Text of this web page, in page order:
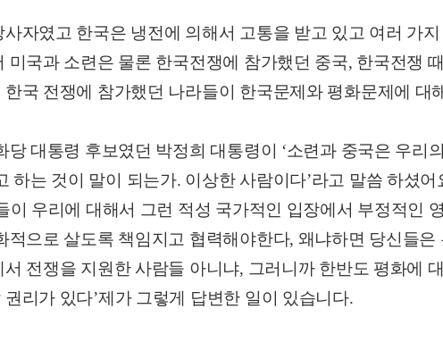
자였고 한국은 냉전에 의해서 고통을 받고 있고 여러 가
국과 소련은 물론 한국전쟁에 참가했던 중국, 한국전쟁
국 전쟁에 참가했던 나라들이 한국문제와 평화문제에 대
대통령 후보였던 박정희 대통령이 ‘소련과 중국은 우리
하는 것이 말이 되는가. 이상한 사람이다’라고 말씀 하셨어
이 우리에 대해서 그런 적성 국가적인 입장에서 부정적인
으로 살도록 책임지고 협력해야한다, 왜냐하면 당신들은
전쟁을 지원한 사람들 아니냐, 그러니까 한반도 평화에
리가 있다’제가 그렇게 답변한 일이 있습니다.